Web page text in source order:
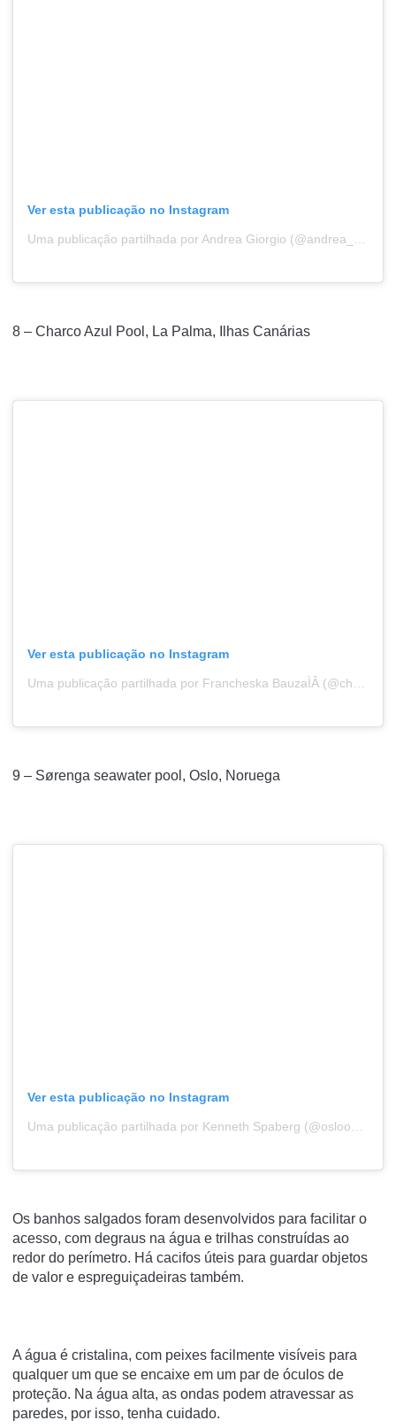
Ver esta publicação no Instagram
8 – Charco Azul Pool, La Palma, Ilhas Canárias
Ver esta publicação no Instagram
9 – Sørenga seawater pool, Oslo, Noruega
Ver esta publicação no Instagram
Uma publicação partilhada por Kenneth Spaberg (@osloostbilder)
Os banhos salgados foram desenvolvidos para facilitar o
acesso, com degraus na água e trilhas construídas ao
redor do perímetro. Há cacifos úteis para guardar objetos
de valor e espreguiçadeiras também.
A água é cristalina, com peixes facilmente visíveis para
qualquer um que se encaixe em um par de óculos de
proteção. Na água alta, as ondas podem atravessar as
paredes, por isso, tenha cuidado.